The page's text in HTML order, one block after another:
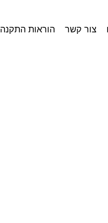
צור קשר הוראות התקנה